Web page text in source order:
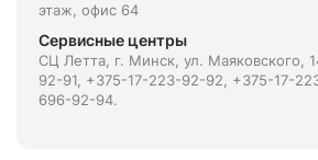
этаж, офис 64
Сервисные центры
СЦ Летта, г. Минск, ул. Маяковского,
92-91, +375-17-223-92-92, +375-17-
696-92-94.